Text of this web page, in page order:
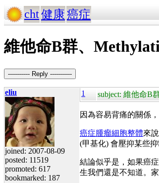
cht健康癌症
維他命B群、
----------- Reply -----------
eliu
joined: 2007-08-09
posted: 11519
promoted: 617
bookmarked: 187
1 subject: 維他命B
因為容易背痛的關係
癌症腫瘤細胞整體來
(甲基化) 會壓抑某些抑
結論似乎是，如果癌
生我們還是不知道。